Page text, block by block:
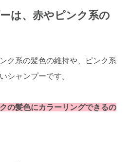
は、赤やピンク系の
ク系の髪色の維持や、ピンク系
シャンプーです。
の髪色にカラーリングできるの